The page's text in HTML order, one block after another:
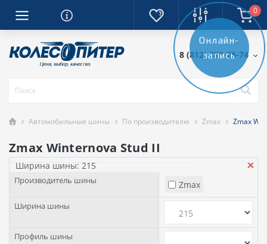
0
8 (812) 389-28-74
Автомобильные шины По производителю Zmax Zmax
Zmax Winternova Stud II
Ширина шины: 215
Производитель шины Zmax
Ширина шины
Профиль шины
Онлайн-
запись